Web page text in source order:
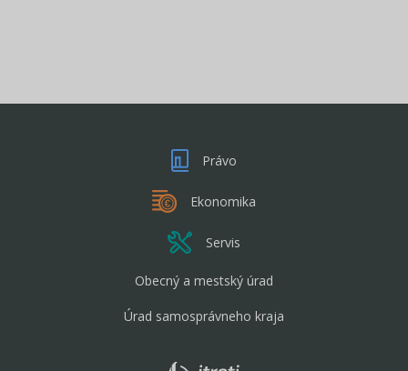
Právo
Ekonomika
Servis
Obecný a mestský úrad
Úrad samosprávneho kraja